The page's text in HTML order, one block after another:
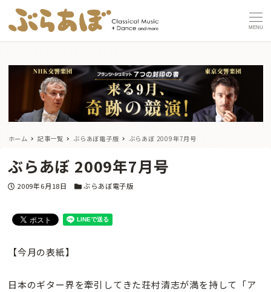
MENU
ホーム 記事一覧 ぶらあぼ電子版 ぶらあぼ 2009年7月号
ぶらあぼ 2009年7月号
投稿日
2009年6月18日 カテゴリー
ぶらあぼ電子版
【今月の表紙】
日本のギター界を牽引してきた荘村清志が満を持して「ア